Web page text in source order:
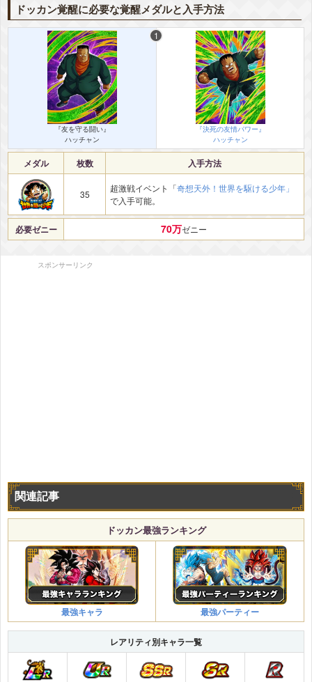
ドッカン覚醒に必要な覚醒メダルと入手方法
『友を守る闘い』
ハッチャン
『決死の友情パワー』
ハッチャン
メダル 枚数 入手方法
35
超激戦イベント「奇想天外！世界を駆ける少年」
で入手可能。
必要ゼニー 70万ゼニー
スポンサーリンク
関連記事
ドッカン最強ランキング
最強キャラ 最強パーティー
レアリティ別キャラ一覧